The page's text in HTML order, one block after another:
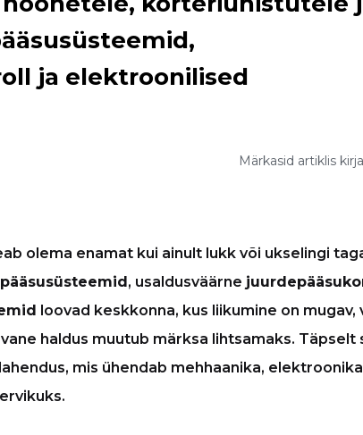
ja elektroonilised
Märkasid artiklis
olema enamat kui ainult lukk või ukselingi
, usaldusväärne
loovad keskkonna, kus liikumine on mugav,
haldus muutub märksa lihtsamaks. Täpselt
mis ühendab mehhaanika,